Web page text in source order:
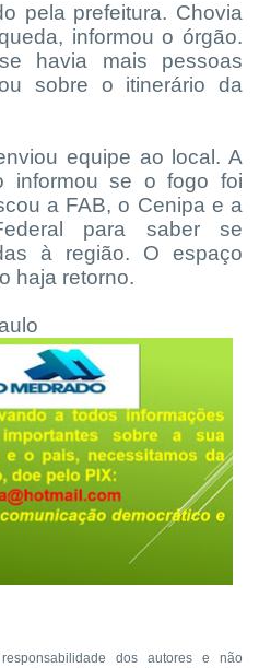
pela prefeitura. Chovia
informou o órgão.
havia mais pessoas
sobre o itinerário da
equipe ao local. A
informou se o fogo foi
a FAB, o Cenipa e a
para saber se
à região. O espaço
haja retorno.
dos autores e não